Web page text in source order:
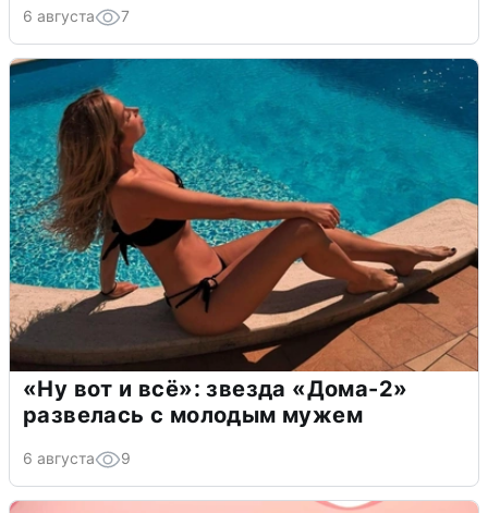
6 августа 7
«Ну вот и всё»: звезда «Дома-2»
развелась с молодым мужем
6 августа 9